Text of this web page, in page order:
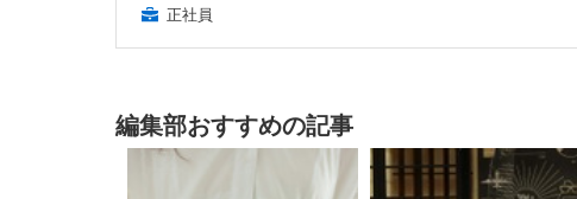
正社員
編集部おすすめの記事